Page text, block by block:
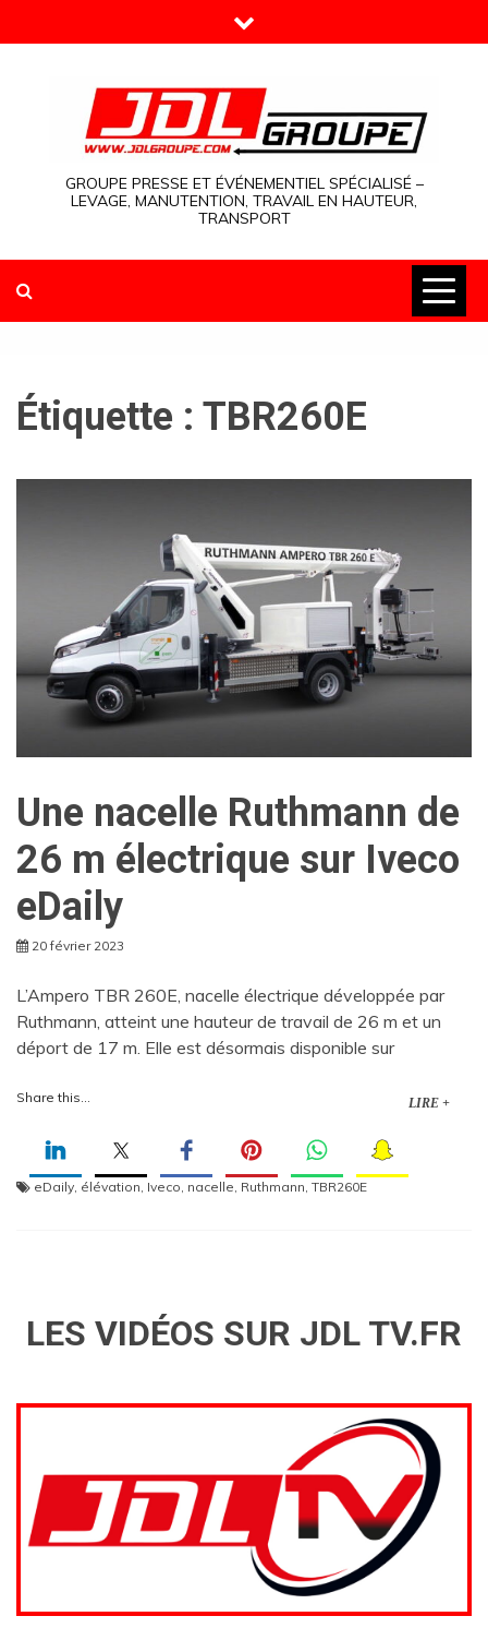
to
GROUPE PRESSE ET ÉVÉNEMENTIEL SPÉCIALISÉ –
LEVAGE, MANUTENTION, TRAVAIL EN HAUTEUR,
TRANSPORT
Étiquette : TBR260E
Une nacelle Ruthmann de
26 m électrique sur Iveco
eDaily
20 février 2023
L’Ampero TBR 260E, nacelle électrique développée par
Ruthmann, atteint une hauteur de travail de 26 m et un
déport de 17 m. Elle est désormais disponible sur
Share this... LIRE +
eDaily, élévation, Iveco, nacelle, Ruthmann, TBR260E
LES VIDÉOS SUR JDL TV.FR